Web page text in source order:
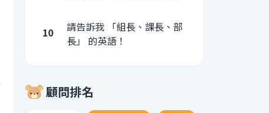
10
請告訴我 「組長、課長、部
長」 的英語！
顧問排名